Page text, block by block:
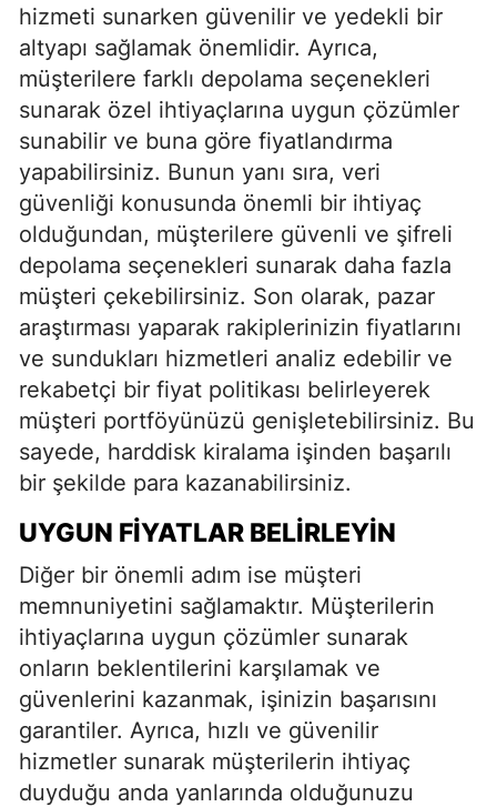
hizmeti sunarken güvenilir ve yedekli bir
altyapı sağlamak önemlidir. Ayrıca,
müşterilere farklı depolama seçenekleri
sunarak özel ihtiyaçlarına uygun çözümler
sunabilir ve buna göre fiyatlandırma
yapabilirsiniz. Bunun yanı sıra, veri
güvenliği konusunda önemli bir ihtiyaç
olduğundan, müşterilere güvenli ve şifreli
depolama seçenekleri sunarak daha fazla
müşteri çekebilirsiniz. Son olarak, pazar
araştırması yaparak rakiplerinizin fiyatlarını
ve sundukları hizmetleri analiz edebilir ve
rekabetçi bir fiyat politikası belirleyerek
müşteri portföyünüzü genişletebilirsiniz. Bu
sayede, harddisk kiralama işinden başarılı
bir şekilde para kazanabilirsiniz.
UYGUN FIYATLAR BELIRLEYIN
Diğer bir önemli adım ise müşteri
memnuniyetini sağlamaktır. Müşterilerin
ihtiyaçlarına uygun çözümler sunarak
onların beklentilerini karşılamak ve
güvenlerini kazanmak, işinizin başarısını
garantiler. Ayrıca, hızlı ve güvenilir
hizmetler sunarak müşterilerin ihtiyaç
duyduğu anda yanlarında olduğunuzu